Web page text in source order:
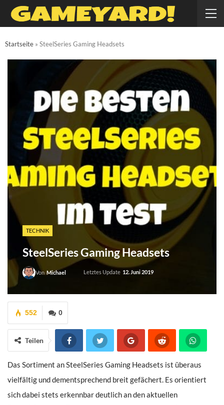
Startseite » SteelSeries Gaming Headsets
TECHNIK
SteelSeries Gaming Headsets
Von Michael Letztes Update 12. Juni 2019
0
552
Teilen
Das Sortiment an SteelSeries Gaming Headsets ist überaus
vielfältig und dementsprechend breit gefächert. Es orientiert
sich dabei stets erkennbar deutlich an den aktuellen